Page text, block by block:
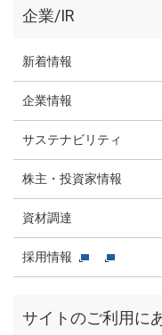
企業/IR
新着情報
企業情報
サステナビリティ
株主・投資家情報
資材調達
採用情報
サイトのご利用に